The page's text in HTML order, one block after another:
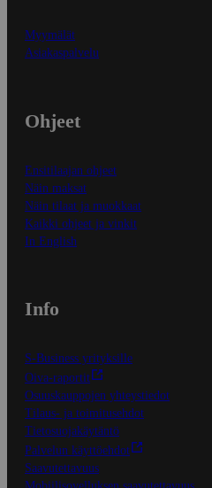
Myymälät
Asiakaspalvelu
Ohjeet
Ensitilaajan ohjeet
Näin maksat
Näin tilaat ja muokkaat
Kaikki ohjeet ja vinkit
In English
Info
S-Business yrityksille
Oiva-raportit
Osuuskauppojen yhteystiedot
Tilaus- ja toimitusehdot
Tietosuojakäytäntö
Palvelun käyttöehdot
Saavutettavuus